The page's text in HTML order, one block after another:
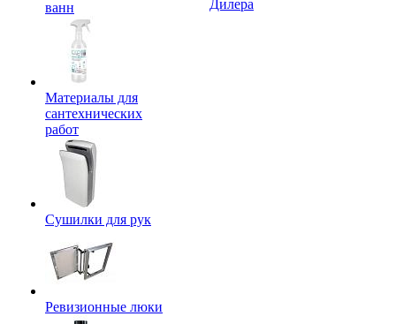
ванн
Материалы для
сантехнических
работ
Сушилки для рук
Ревизионные люки
Дилера